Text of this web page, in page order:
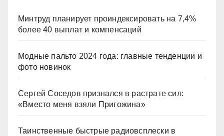
Минтруд планирует проиндексировать на 7,4%
более 40 выплат и компенсаций
Модные пальто 2024 года: главные тенденции и
фото новинок
Сергей Соседов признался в растрате сил:
«Вместо меня взяли Пригожина»
Таинственные быстрые радиовсплески в